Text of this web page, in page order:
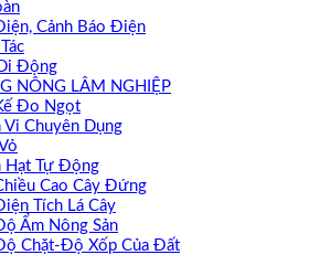
Cảnh Báo Điện
Động
NÔNG LÂM NGHIỆP
Đo Ngọt
Vi Chuyên Dụng
Hạt Tự Động
Cao Cây Đứng
Tích Lá Cây
Ẩm Nông Sản
Chặt-Độ Xốp Của Đất